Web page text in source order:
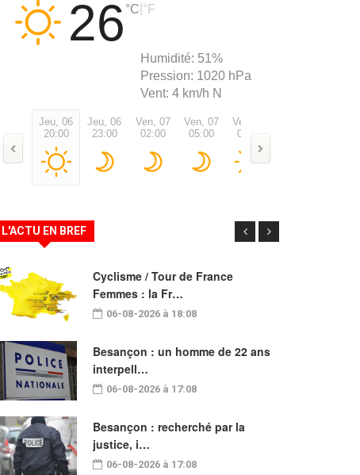
26 °C °F
Humidité: 51%
Pression: 1020 hPa
Vent: 4 km/h N
Jeu, 06
20:00
Jeu, 06
23:00
Ven, 07
02:00
Ven, 07
05:00
Ven, 07
08:00
L'ACTU EN BREF
Cyclisme / Tour de France
Femmes : la Fr…
06-08-2026 à 18:08
Besançon : un homme de 22 ans
interpell…
06-08-2026 à 17:08
Besançon : recherché par la
justice, i…
06-08-2026 à 17:08